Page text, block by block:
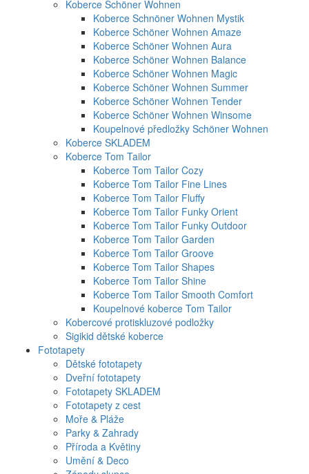
Koberce Schöner Wohnen
Koberce Schnöner Wohnen Mystik
Koberce Schöner Wohnen Amaze
Koberce Schöner Wohnen Aura
Koberce Schöner Wohnen Balance
Koberce Schöner Wohnen Magic
Koberce Schöner Wohnen Summer
Koberce Schöner Wohnen Tender
Koberce Schöner Wohnen Winsome
Koupelnové předložky Schöner Wohnen
Koberce SKLADEM
Koberce Tom Tailor
Koberce Tom Tailor Cozy
Koberce Tom Tailor Fine Lines
Koberce Tom Tailor Fluffy
Koberce Tom Tailor Funky Orient
Koberce Tom Tailor Funky Outdoor
Koberce Tom Tailor Garden
Koberce Tom Tailor Groove
Koberce Tom Tailor Shapes
Koberce Tom Tailor Shine
Koberce Tom Tailor Smooth Comfort
Koupelnové koberce Tom Tailor
Kobercové protiskluzové podložky
Sigikid dětské koberce
Fototapety
Dětské fototapety
Dveřní fototapety
Fototapety SKLADEM
Fototapety z cest
Moře & Pláže
Parky & Zahrady
Příroda a Květiny
Umění & Deco